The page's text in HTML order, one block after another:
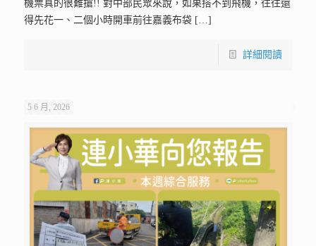
機票真的很難搶!! 對中部民眾來說，如果搭不到飛機，往往還
得先花一、二個小時開車前往嘉義布袋[…]
詳細閱讀
5 6 月, 2026